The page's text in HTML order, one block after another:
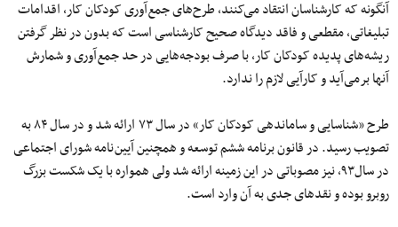
آنگونه که کارشناسان انتقاد می‌کنند، طرح‌های جمع‌آوری کودکان کار، اقدامات
تبلیغاتی، مقطعی و فاقد دیدگاه صحیح کارشناسی است که بدون در نظر گرفتن
ریشه‌های پدیده کودکان کار، با صرف بودجه‌هایی در حد جمع‌آوری و شمارش
آنها برمی‌آید و کارآیی لازم را ندارد.
طرح «شناسایی و ساماندهی کودکان کار» در سال ۷۳ ارائه شد و در سال ۸۴ به
تصویب رسید. در قانون برنامه ششم توسعه و همچنین آیین نامه شورای اجتماعی
در سال۹۳، نیز مصوباتی در این زمینه ارائه شد ولی همواره با یک شکست بزرگ
روبرو بوده و نقدهای جدی به آن وارد است.